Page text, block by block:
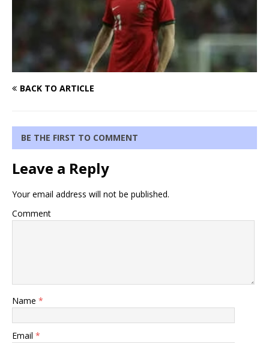
BACK TO ARTICLE
BE THE FIRST TO COMMENT
Leave a Reply
Your email address will not be published.
Comment
Name *
Email *